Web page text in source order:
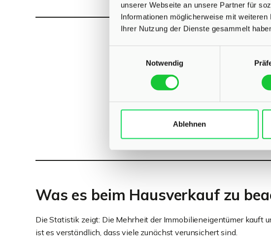
unserer Webseite an unsere Partner für
Informationen möglicherweise mit
Ihrer Nutzung der Dienste gesammelt
Notwendig
Ablehnen
Was kosten
Hier
Was es beim Hausverkauf zu
Die Statistik zeigt: Die Mehrheit der Immobilieneigentümer kauft
ist es verständlich, dass viele zunächst verunsichert sind.